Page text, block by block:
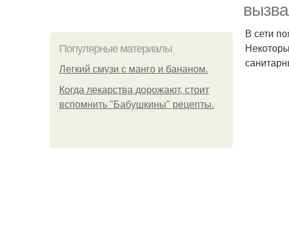
Популярные материалы
Легкий смузи с манго и бананом.
Когда лекарства дорожают, стоит
вспомнить "Бабушкины" рецепты.
В сети